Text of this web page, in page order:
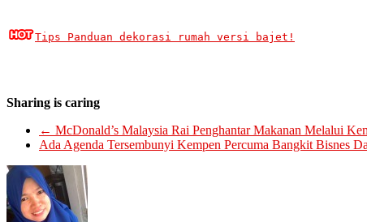
Tips Panduan dekorasi rumah versi bajet!
Sharing is caring
← McDonald’s Malaysia Rai Penghantar Makanan Melalui
Ada Agenda Tersembunyi Kempen Percuma Bangkit Bisnes